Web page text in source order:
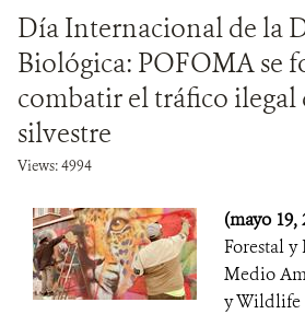
Día Internacional de la
Biológica: POFOMA se
combatir el tráfico ilegal
silvestre
Views: 4994
(mayo 19,
Forestal y
Medio
y Wildlife